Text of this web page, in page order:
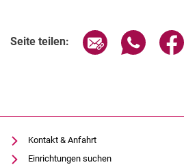
Seite teilen: Seite über E-
Seite
Kontakt & Anfahrt
Einrichtungen suchen